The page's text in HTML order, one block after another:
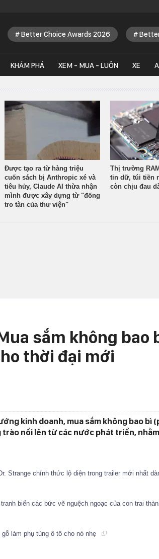
Better Choice Awards 2026
KHÁM PHÁ XEM - MUA - LUÔN XE
Được tạo ra từ hàng triệu
cuốn sách bị Anthropic xé và
tiêu hủy, Claude AI thừa nhận
mình được xây dựng từ "đống
tro tàn của thư viện"
Thị trường
tin dữ, túi tiền
còn chịu đau
sắm không bao
thời đại mới
kinh doanh, mua sắm không bao
nổi lên từ các nước phát triển,
Strange chính thức lộ diện trong trailer mới nhất
biến các bức vẽ nguệch ngoạc của con trai
gỗ làm phụ tùng ô tô cho nó nhẹ